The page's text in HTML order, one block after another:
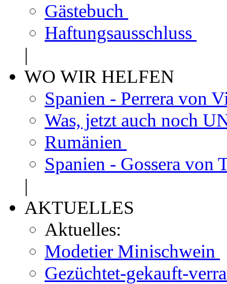
Gästebuch
Haftungsausschluss
|
WO WIR HELFEN
Spanien - Perrera von
Was, jetzt auch noch
Rumänien
Spanien - Gossera von
|
AKTUELLES
Aktuelles:
Modetier Minischwein
Gezüchtet-gekauft-